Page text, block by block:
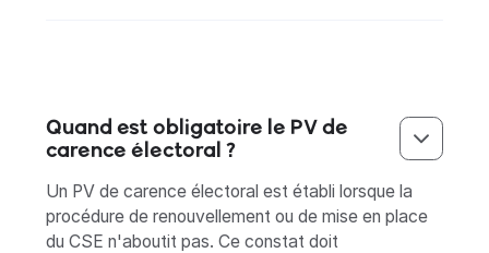
Quand est obligatoire le PV de
carence électoral ?
Un PV de carence électoral est établi lorsque la
procédure de renouvellement ou de mise en place
du CSE n'aboutit pas. Ce constat doit